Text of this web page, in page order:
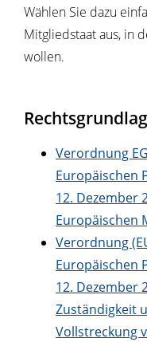
Wählen Sie dazu
Mitgliedstaat aus, in
wollen.
Verordnung
Europäischen
12. Dezember
Europäischen
Verordnung
Europäischen
12. Dezember
Zuständigkeit
Vollstreckung